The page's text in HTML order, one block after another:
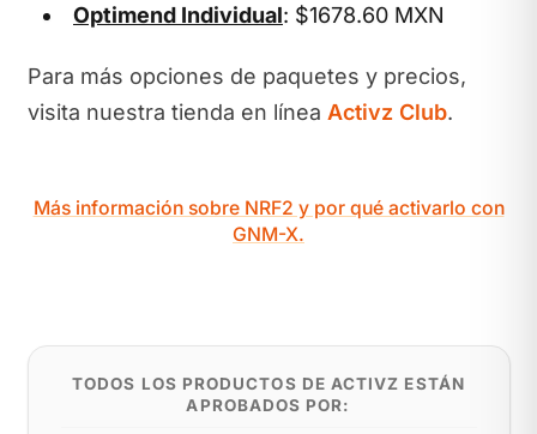
Optimend Individual: $1678.60 MXN
Para más opciones de paquetes y precios,
visita nuestra tienda en línea Activz Club.
Más información sobre NRF2 y por qué activarlo con
GNM-X.
TODOS LOS PRODUCTOS DE ACTIVZ ESTÁN
APROBADOS POR: